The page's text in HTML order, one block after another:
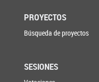
PROYECTOS
Búsqueda de proyectos
SESIONES